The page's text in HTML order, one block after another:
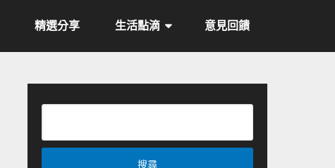
精選分享 生活點滴 意見回饋